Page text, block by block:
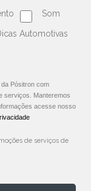
Som
Automotivas
Pósitron com
serviços. Manteremos
acesse nosso
de serviços de